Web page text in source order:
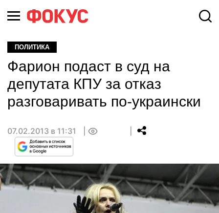
ПОЛИТИКА
Фарион подаст в суд на
депутата КПУ за отказ
разговаривать по-украински
07.02.2013 в 11:31